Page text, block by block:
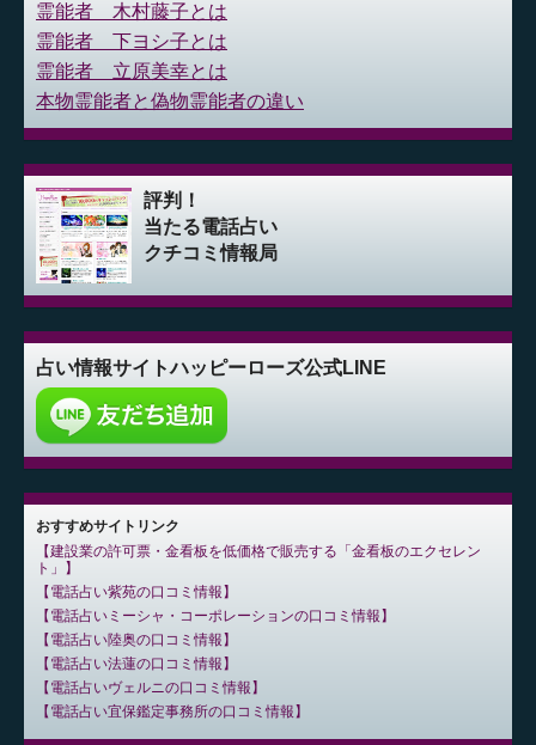
霊能者 木村藤子とは
霊能者 下ヨシ子とは
霊能者 立原美幸とは
本物霊能者と偽物霊能者の違い
評判！
当たる電話占い
クチコミ情報局
占い情報サイトハッピーローズ公式LINE
おすすめサイトリンク
建設業の許可票・金看板を低価格で販売する「金看板のエクセレン
ト」
電話占い紫苑の口コミ情報
電話占いミーシャ・コーポレーションの口コミ情報
電話占い陸奥の口コミ情報
電話占い法蓮の口コミ情報
電話占いヴェルニの口コミ情報
電話占い宜保鑑定事務所の口コミ情報